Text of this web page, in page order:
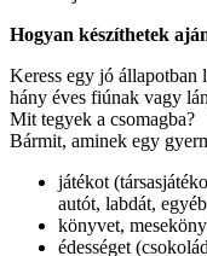
Hogyan készíthetek
Keress egy jó állapotban
hány éves fiúnak vagy
Mit tegyek a csomagba?
Bármit, aminek egy
játékot
autót, labdát,
könyvet,
édességet